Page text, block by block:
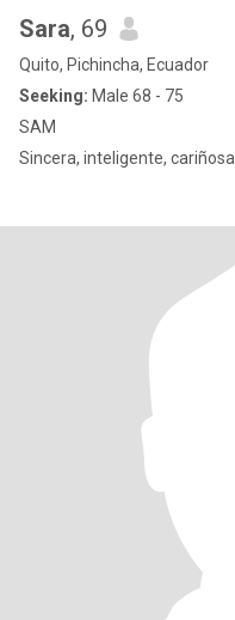
Sara, 69
Quito, Pichincha, Ecuador
Seeking: Male 68 - 75
SAM
Sincera, inteligente, cariñosa.